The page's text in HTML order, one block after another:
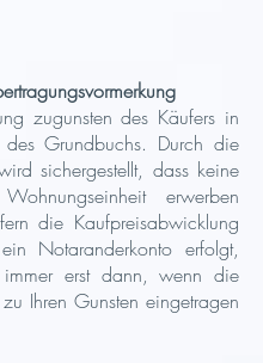
zugunsten des Käufers in
Grundbuchs. Durch die
sichergestellt, dass keine
erwerben
die Kaufpreisabwicklung
Notaranderkonto erfolgt,
erst dann, wenn die
Ihren Gunsten eingetragen